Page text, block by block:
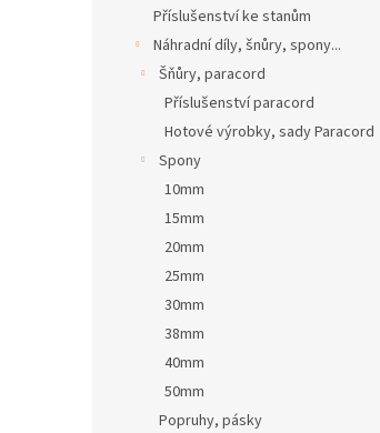
Příslušenství ke stanům
Náhradní díly, šnůry, spony...
Šňůry, paracord
Příslušenství paracord
Hotové výrobky, sady Paracord
Spony
10mm
15mm
20mm
25mm
30mm
38mm
40mm
50mm
Popruhy, pásky